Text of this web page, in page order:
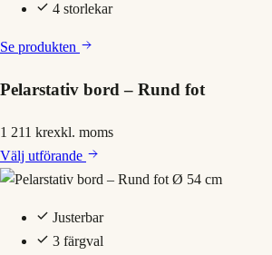
4 storlekar
Se produkten
Pelarstativ bord – Rund fot
1 211 krexkl. moms
Välj utförande
Justerbar
3 färgval